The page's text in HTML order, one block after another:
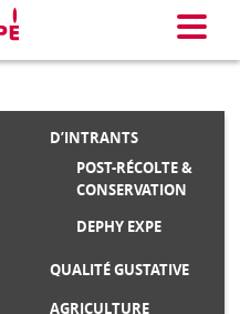
Menu
D’INTRANTS
POST-RÉCOLTE &
CONSERVATION
DEPHY EXPE
QUALITÉ GUSTATIVE
AGRICULTURE